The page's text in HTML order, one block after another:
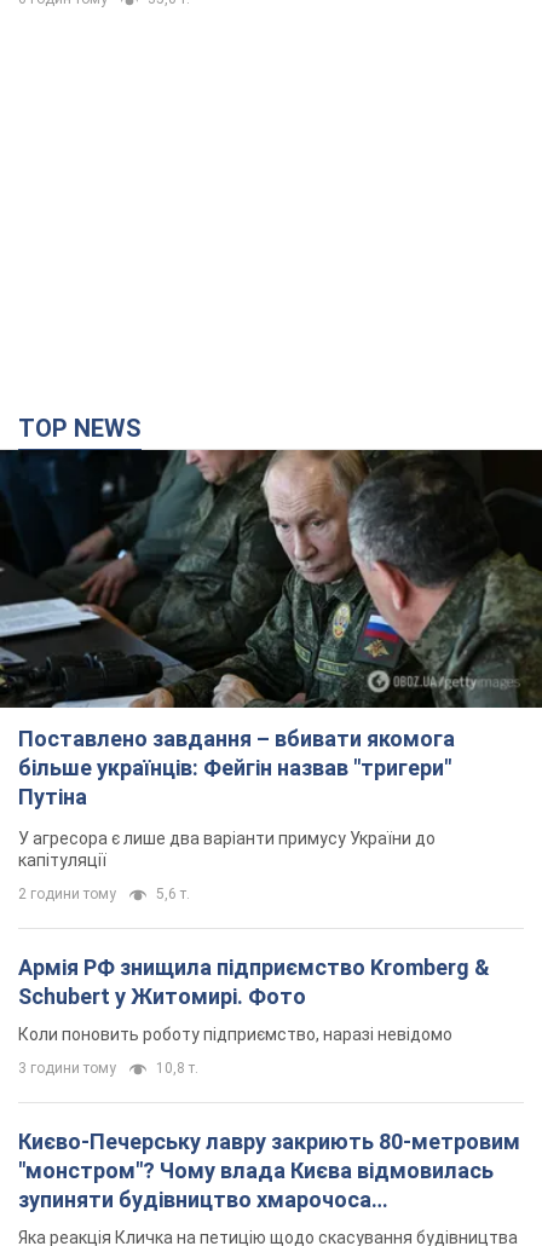
Поставлено завдання – вбивати якомога
більше українців: Фейгін назвав "тригери"
Путіна
У агресора є лише два варіанти примусу України до
капітуляції
2 години тому 5,6 т.
Армія РФ знищила підприємство Kromberg &
Schubert у Житомирі. Фото
3 години тому 10,8 т.
Києво-Печерську лавру закриють 80-метровим
"монстром"? Чому влада Києва відмовилась
зупиняти будівництво хмарочоса
Яка реакція Кличка на петицію щодо скасування будівництва
6 годин тому